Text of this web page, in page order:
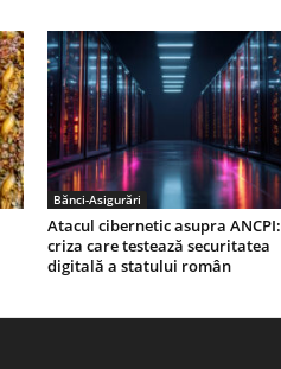
Bănci-Asigurări
Atacul cibernetic asupra ANCPI:
criza care testează securitatea
digitală a statului român